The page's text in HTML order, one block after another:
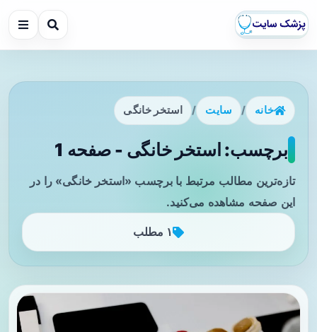
خانه / سایت / استخر خانگی
برچسب: استخر خانگی - صفحه 1
تازه‌ترین مطالب مرتبط با برچسب «استخر خانگی» را در
این صفحه مشاهده می‌کنید.
۱ مطلب